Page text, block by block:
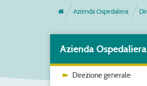
Azienda Ospedaliera
Azienda Ospedaliera
Direzione generale